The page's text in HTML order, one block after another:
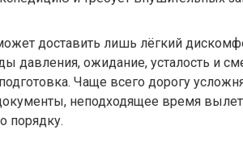
доставить лишь лёгкий
давления, ожидание, усталость и
Чаще всего дорогу
неподходящее время
порядку.